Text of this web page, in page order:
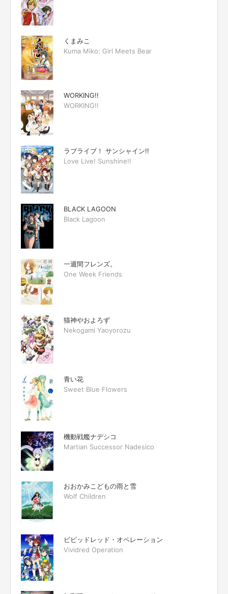
くまみこ
Kuma Miko: Girl Meets Bear
WORKING!!
WORKING!!
ラブライブ！ サンシャイン!!
Love Live! Sunshine!!
BLACK LAGOON
Black Lagoon
一週間フレンズ。
One Week Friends
猫神やおよろず
Nekogami Yaoyorozu
青い花
Sweet Blue Flowers
機動戦艦ナデシコ
Martian Successor Nadesico
おおかみこどもの雨と雪
Wolf Children
ビビッドレッド・オペレーション
Vividred Operation